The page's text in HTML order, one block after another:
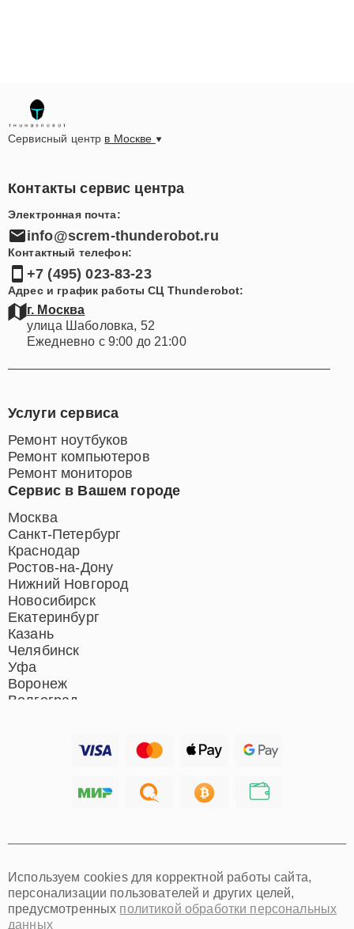
Сервисный центр в Москве
Контакты сервис центра
Электронная почта:
info@screm-thunderobot.ru
Контактный телефон:
+7 (495) 023-83-23
Адрес и график работы СЦ Thunderobot:
г. Москва
улица Шаболовка, 52
Ежедневно с 9:00 до 21:00
Сервис в Вашем городе
Москва
Санкт-Петербург
Краснодар
Ростов-на-Дону
Нижний Новгород
Новосибирск
Екатеринбург
Казань
Челябинск
Уфа
Воронеж
Волгоград
Хабаровск
Омск
Красноярск
Пермь
Услуги сервиса
Ремонт ноутбуков
Ремонт компьютеров
Ремонт мониторов
Используем cookies для корректной работы сайта,
персонализации пользователей и других целей,
предусмотренных политикой обработки персональных
данных